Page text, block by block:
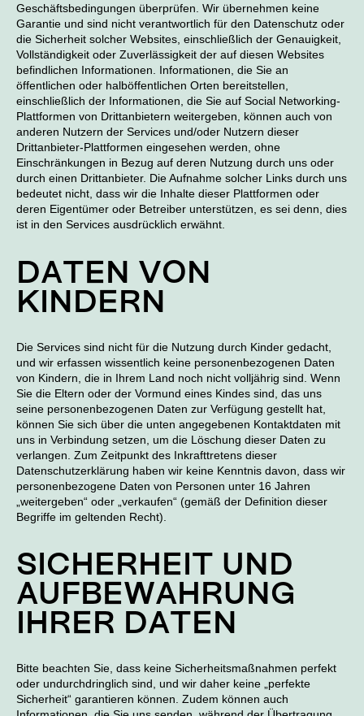
Geschäftsbedingungen überprüfen. Wir übernehmen keine
Garantie und sind nicht verantwortlich für den Datenschutz oder
die Sicherheit solcher Websites, einschließlich der Genauigkeit,
Vollständigkeit oder Zuverlässigkeit der auf diesen Websites
befindlichen Informationen. Informationen, die Sie an
öffentlichen oder halböffentlichen Orten bereitstellen,
einschließlich der Informationen, die Sie auf Social Networking-
Plattformen von Drittanbietern weitergeben, können auch von
anderen Nutzern der Services und/oder Nutzern dieser
Drittanbieter-Plattformen eingesehen werden, ohne
Einschränkungen in Bezug auf deren Nutzung durch uns oder
durch einen Drittanbieter. Die Aufnahme solcher Links durch uns
bedeutet nicht, dass wir die Inhalte dieser Plattformen oder
deren Eigentümer oder Betreiber unterstützen, es sei denn, dies
ist in den Services ausdrücklich erwähnt.
DATEN VON
KINDERN
Die Services sind nicht für die Nutzung durch Kinder gedacht,
und wir erfassen wissentlich keine personenbezogenen Daten
von Kindern, die in Ihrem Land noch nicht volljährig sind. Wenn
Sie die Eltern oder der Vormund eines Kindes sind, das uns
seine personenbezogenen Daten zur Verfügung gestellt hat,
können Sie sich über die unten angegebenen Kontaktdaten mit
uns in Verbindung setzen, um die Löschung dieser Daten zu
verlangen. Zum Zeitpunkt des Inkrafttretens dieser
Datenschutzerklärung haben wir keine Kenntnis davon, dass wir
personenbezogene Daten von Personen unter 16 Jahren
„weitergeben“ oder „verkaufen“ (gemäß der Definition dieser
Begriffe im geltenden Recht).
SICHERHEIT UND
AUFBEWAHRUNG
IHRER DATEN
Bitte beachten Sie, dass keine Sicherheitsmaßnahmen perfekt
oder undurchdringlich sind, und wir daher keine „perfekte
Sicherheit“ garantieren können. Zudem können auch